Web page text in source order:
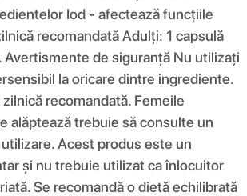
Iod - afectează funcțiile
recomandată Adulți: 1 capsulă
Avertismente de siguranță Nu utilizați
la oricare dintre ingrediente.
recomandată. Femeile
alăptează trebuie să consulte un
Acest produs este un
și nu trebuie utilizat ca înlocuitor
Se recomandă o dietă echilibrată